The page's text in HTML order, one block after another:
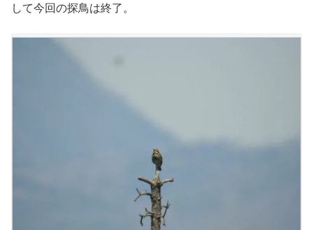
して今回の探鳥は終了。